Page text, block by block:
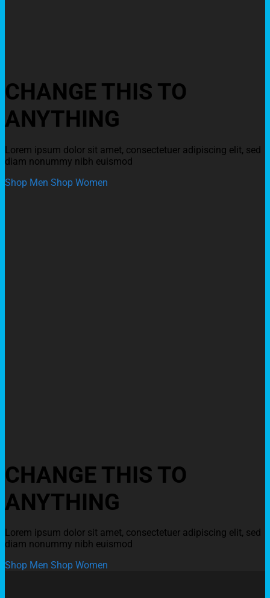
CHANGE THIS TO
ANYTHING
Lorem ipsum dolor sit amet, consectetuer adipiscing elit, sed
diam nonummy nibh euismod
Shop Men Shop Women
CHANGE THIS TO
ANYTHING
Lorem ipsum dolor sit amet, consectetuer adipiscing elit, sed
diam nonummy nibh euismod
Shop Men Shop Women